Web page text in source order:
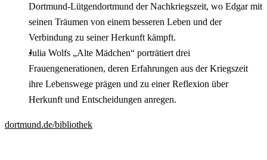
Dortmund-Lütgendortmund der Nachkriegszeit, wo Edgar mit
seinen Träumen von einem besseren Leben und der
Verbindung zu seiner Herkunft kämpft.
Julia Wolfs „Alte Mädchen“ porträtiert drei
Frauengenerationen, deren Erfahrungen aus der Kriegszeit
ihre Lebenswege prägen und zu einer Reflexion über
Herkunft und Entscheidungen anregen.
dortmund.de/bibliothek